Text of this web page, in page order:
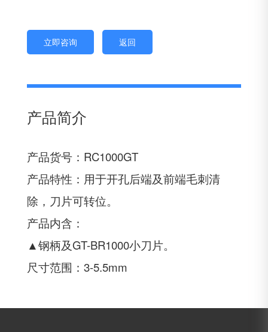
立即咨询 返回
产品简介
产品货号：RC1000GT
产品特性：用于开孔后端及前端毛刺清
除，刀片可转位。
产品内含：
▲钢柄及GT-BR1000小刀片。
尺寸范围：3-5.5mm